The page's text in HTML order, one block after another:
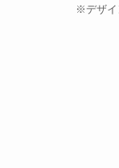
※デザイ